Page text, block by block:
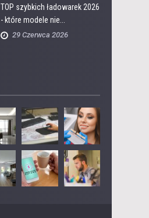
TOP szybkich ładowarek 2026
- które modele nie...
29 Czerwca 2026